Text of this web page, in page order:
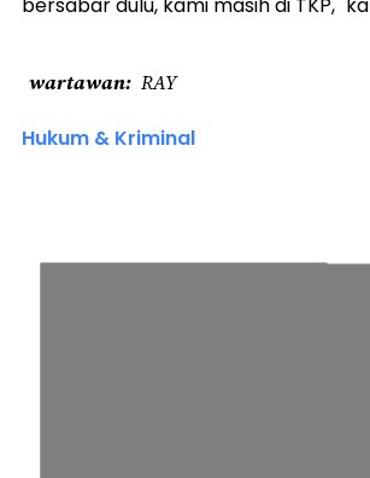
wartawan RAY
Hukum & Kriminal